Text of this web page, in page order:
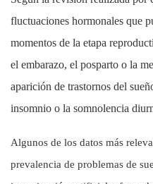
fluctuaciones hormonales que
momentos de la etapa
el embarazo, el posparto o la
aparición de trastornos del
insomnio o la somnolencia
Algunos de los datos más
prevalencia de problemas de